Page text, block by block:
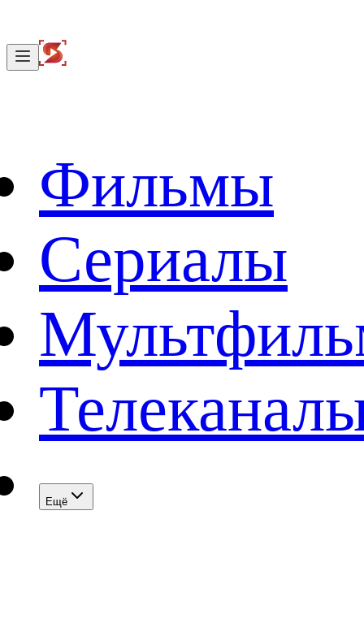
Фильмы
Сериалы
Eщё